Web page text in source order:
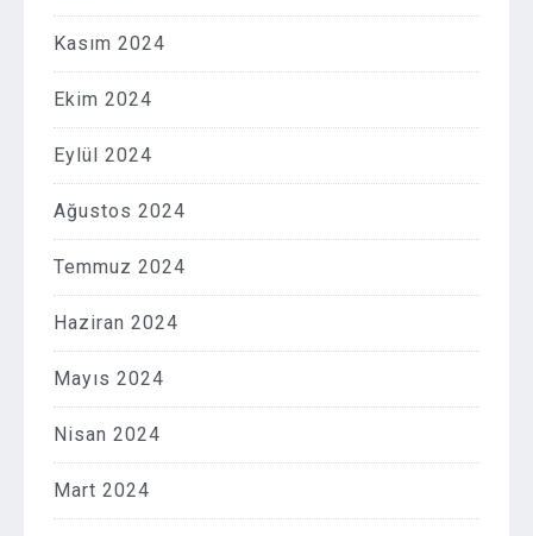
Kasım 2024
Ekim 2024
Eylül 2024
Ağustos 2024
Temmuz 2024
Haziran 2024
Mayıs 2024
Nisan 2024
Mart 2024